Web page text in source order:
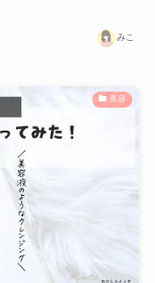
みこ
美容